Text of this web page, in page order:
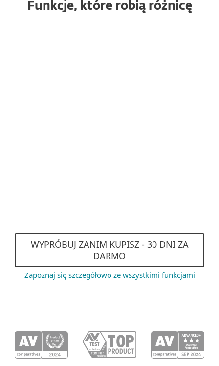
Funkcje, które robią różnicę
WYPRÓBUJ ZANIM KUPISZ - 30 DNI ZA
DARMO
Zapoznaj się szczegółowo ze wszystkimi funkcjami